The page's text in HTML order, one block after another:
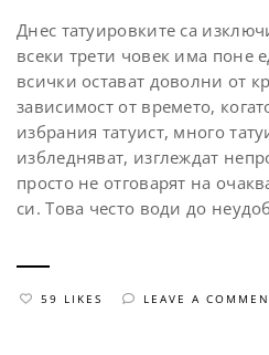
Днес татуировките са
всеки трети човек има поне
всички остават доволни от
зависимост от времето,
избрания татуист, много
избледняват, изглеждат
просто не отговарят на
си. Това често води до
59 LIKES LEAVE A